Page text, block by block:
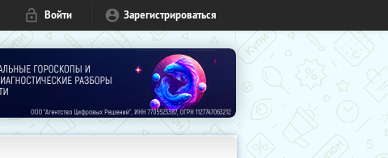
Войти Зарегистрироваться